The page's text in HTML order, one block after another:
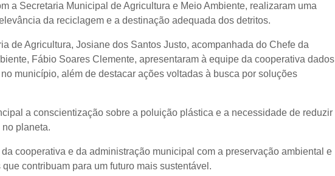
a Secretaria Municipal de Agricultura e Meio Ambiente, realizaram uma
da reciclagem e a destinação adequada dos detritos.
de Agricultura, Josiane dos Santos Justo, acompanhada do Chefe da
Fábio Soares Clemente, apresentaram à equipe da cooperativa dados
município, além de destacar ações voltadas à busca por soluções
a conscientização sobre a poluição plástica e a necessidade de reduzir
planeta.
cooperativa e da administração municipal com a preservação ambiental e
contribuam para um futuro mais sustentável.